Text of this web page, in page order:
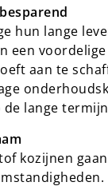
hun lange
een
aan te
de lange
kozijnen